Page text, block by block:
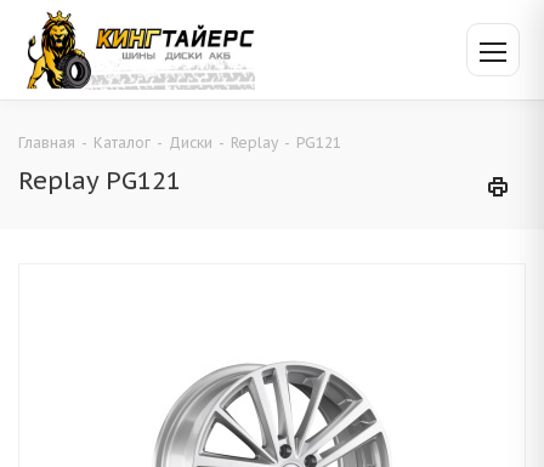
Главная - Каталог - Диски - Replay - PG121
Replay PG121